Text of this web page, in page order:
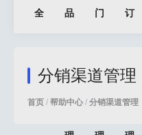
全 品 门 订
分销渠道管理
首页 / 帮助中心 / 分销渠道管理